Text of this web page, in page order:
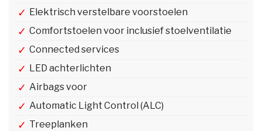
Elektrisch verstelbare voorstoelen
Comfortstoelen voor inclusief stoelventilatie
Connected services
LED achterlichten
Airbags voor
Automatic Light Control (ALC)
Treeplanken